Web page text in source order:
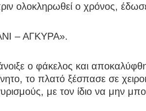
ολοκληρωθεί ο χρόνος,
– ΑΓΚΥΡΑ».
ο φάκελος και
το πλατό ξέσπασε σε
με τον ίδιο να μην